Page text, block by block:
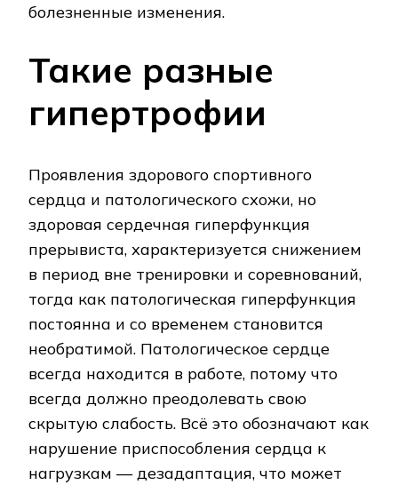
болезненные изменения.
Такие разные
гипертрофии
Проявления здорового спортивного
сердца и патологического схожи, но
здоровая сердечная гиперфункция
прерывиста, характеризуется снижением
в период вне тренировки и соревнований,
тогда как патологическая гиперфункция
постоянна и со временем становится
необратимой. Патологическое сердце
всегда находится в работе, потому что
всегда должно преодолевать свою
скрытую слабость. Всё это обозначают как
нарушение приспособления сердца к
нагрузкам — дезадаптация, что может